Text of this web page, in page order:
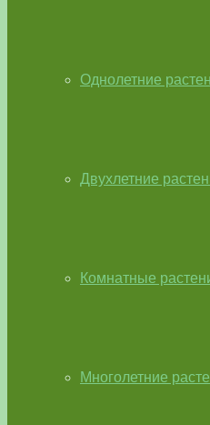
Однолетние
Двухлетние
Комнатные
Многолетние